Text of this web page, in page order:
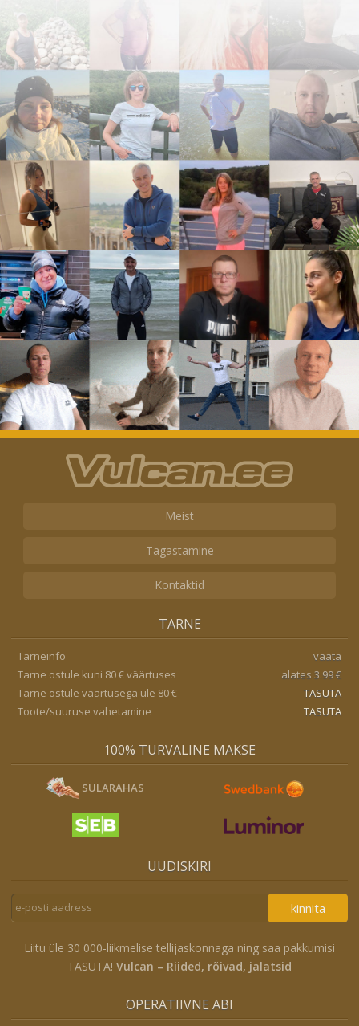
Meist
Tagastamine
Kontaktid
TARNE
Tarneinfo
vaata
Tarne ostule kuni 80 € väärtuses
alates 3.99 €
Tarne ostule väärtusega üle 80 €
TASUTA
Toote/suuruse vahetamine
TASUTA
100% TURVALINE MAKSE
SULARAHAS
UUDISKIRI
kinnita
Liitu üle 30 000-liikmelise tellijaskonnaga ning saa pakkumisi
TASUTA! Vulcan – Riided, rõivad, jalatsid
OPERATIIVNE ABI